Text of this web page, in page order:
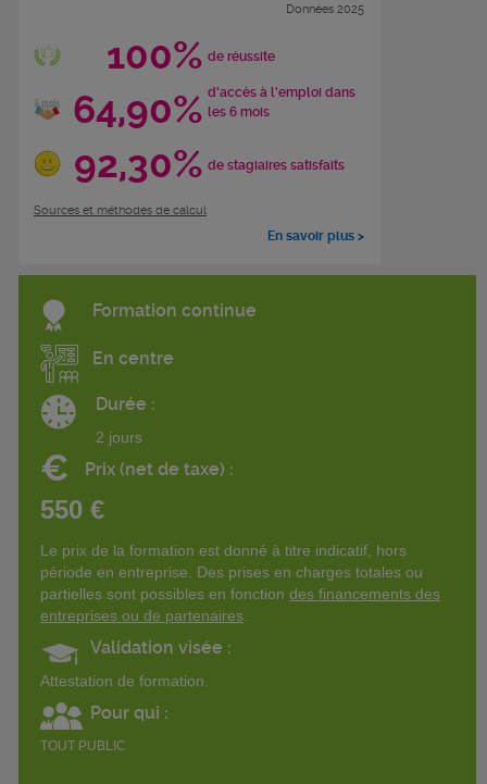
Données 2025
100% de réussite
64,90% d'accès à l'emploi dans
les 6 mois
92,30% de stagiaires satisfaits
Sources et méthodes de calcul
En savoir plus >
Formation continue
En centre
Durée :
2 jours
€ Prix (net de taxe) :
550 €
Le prix de la formation est donné à titre indicatif, hors
période en entreprise. Des prises en charges totales ou
partielles sont possibles en fonction des financements des
entreprises ou de partenaires
Validation visée :
Attestation de formation.
Pour qui :
TOUT PUBLIC